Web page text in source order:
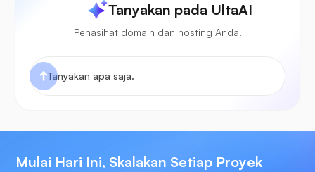
Tanyakan pada UltaAI
Penasihat domain dan hosting Anda.
Mulai Hari Ini, Skalakan Setiap Proyek